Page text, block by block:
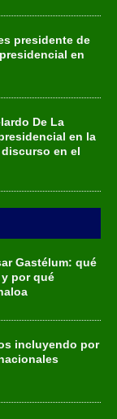
presidente de
en
De La
en la
discurso en el
Gastélum: qué
por qué
incluyendo por